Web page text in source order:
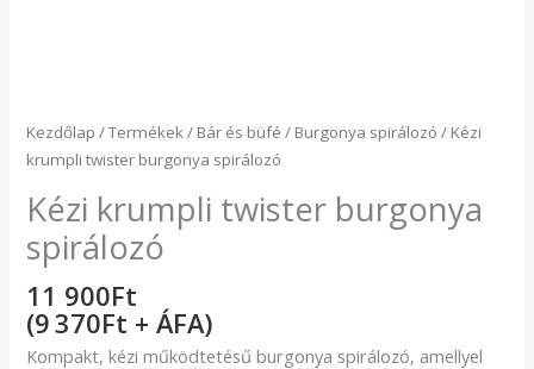
Kezdőlap /Termékek/ Bár és büfé / Burgonya spirálozó / Kézi
krumpli twister burgonya spirálozó
Kézi krumpli twister burgonya
spirálozó
11 900Ft
(9 370Ft + ÁFA)
Kompakt, kézi működtetésű burgonya spirálozó, amellyel